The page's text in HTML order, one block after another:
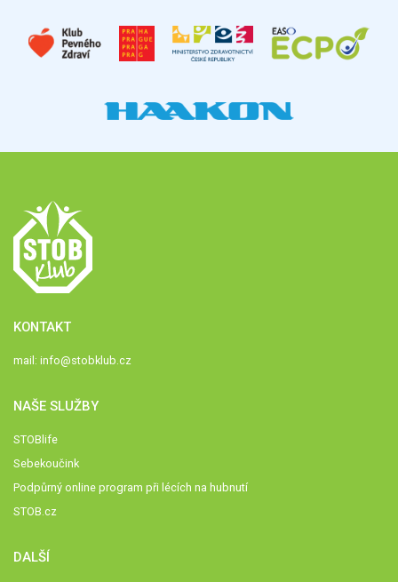
KONTAKT
mail: info@stobklub.cz
NAŠE SLUŽBY
STOBlife
Sebekoučink
Podpůrný online program při lécích na hubnutí
STOB.cz
DALŠÍ